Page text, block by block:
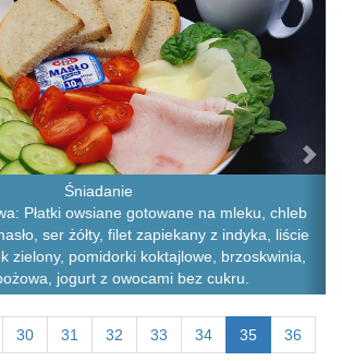
Śniadanie
Płatki owsiane gotowane na mleku, chleb
ser żółty, filet zapiekany z indyka, liście
zielony, pomidorki koktajlowe, brzoskwinia,
jogurt z owocami bez cukru.
30 31 32 33 34 35 36